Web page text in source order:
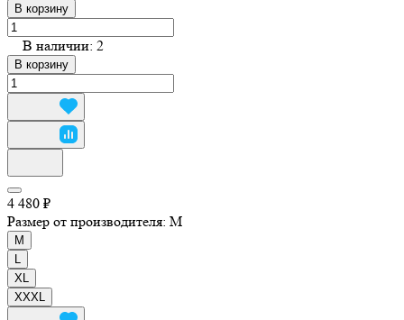
В корзину
В наличии: 2
В корзину
4 480 ₽
Размер от производителя: M
M
XL
XXXL